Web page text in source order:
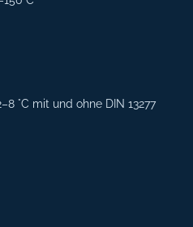
°C mit und ohne DIN 13277